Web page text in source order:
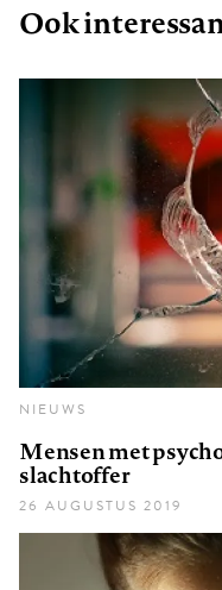
Ook
NIEUWS
Mensen met
slachtoffer
26 AUGUSTUS 2019